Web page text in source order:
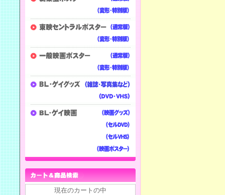
現在のカートの中